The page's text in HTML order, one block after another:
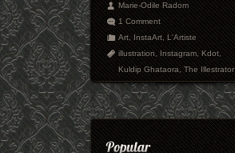
Marie-Odile Radom
1 Comment
Art,InstaArt,L'Artiste
illustration,Instagram,Kdot,
Kuldip Ghataora,The Illestrator